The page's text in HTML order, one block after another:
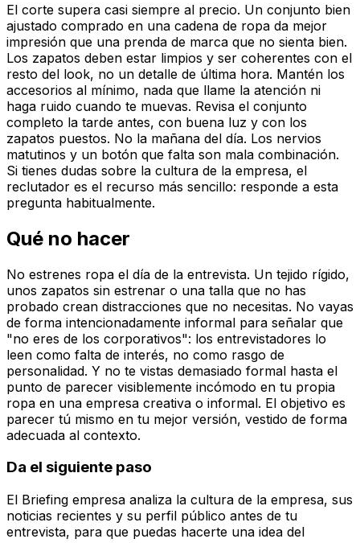
El corte supera casi siempre al precio. Un conjunto bien
ajustado comprado en una cadena de ropa da mejor
impresión que una prenda de marca que no sienta bien.
Los zapatos deben estar limpios y ser coherentes con el
resto del look, no un detalle de última hora. Mantén los
accesorios al mínimo, nada que llame la atención ni
haga ruido cuando te muevas. Revisa el conjunto
completo la tarde antes, con buena luz y con los
zapatos puestos. No la mañana del día. Los nervios
matutinos y un botón que falta son mala combinación.
Si tienes dudas sobre la cultura de la empresa, el
reclutador es el recurso más sencillo: responde a esta
pregunta habitualmente.
Qué no hacer
No estrenes ropa el día de la entrevista. Un tejido rígido,
unos zapatos sin estrenar o una talla que no has
probado crean distracciones que no necesitas. No vayas
de forma intencionadamente informal para señalar que
"no eres de los corporativos": los entrevistadores lo
leen como falta de interés, no como rasgo de
personalidad. Y no te vistas demasiado formal hasta el
punto de parecer visiblemente incómodo en tu propia
ropa en una empresa creativa o informal. El objetivo es
parecer tú mismo en tu mejor versión, vestido de forma
adecuada al contexto.
Da el siguiente paso
El Briefing empresa analiza la cultura de la empresa, sus
noticias recientes y su perfil público antes de tu
entrevista, para que puedas hacerte una idea del